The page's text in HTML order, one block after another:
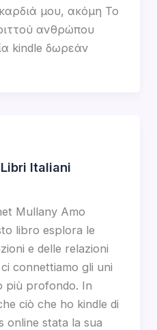
μου, ακόμη Το
ανθρώπου
kindle δωρεάν
Italiani
Mullany Amo
libro esplora le
e delle relazioni
connettiamo gli uni
più profondo. In
ciò che ho kindle di
online stata la sua